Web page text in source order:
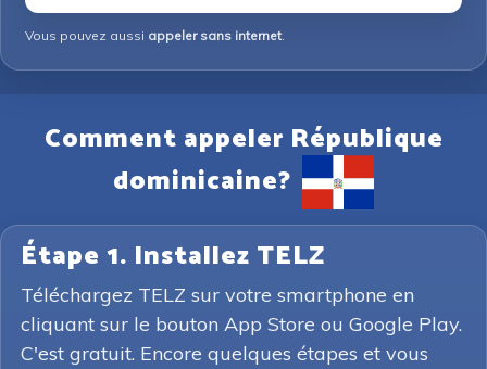
Vous pouvez aussi appeler sans internet.
Comment appeler République
dominicaine?
Étape 1. Installez TELZ
Téléchargez TELZ sur votre smartphone en
cliquant sur le bouton App Store ou Google Play.
C'est gratuit. Encore quelques étapes et vous